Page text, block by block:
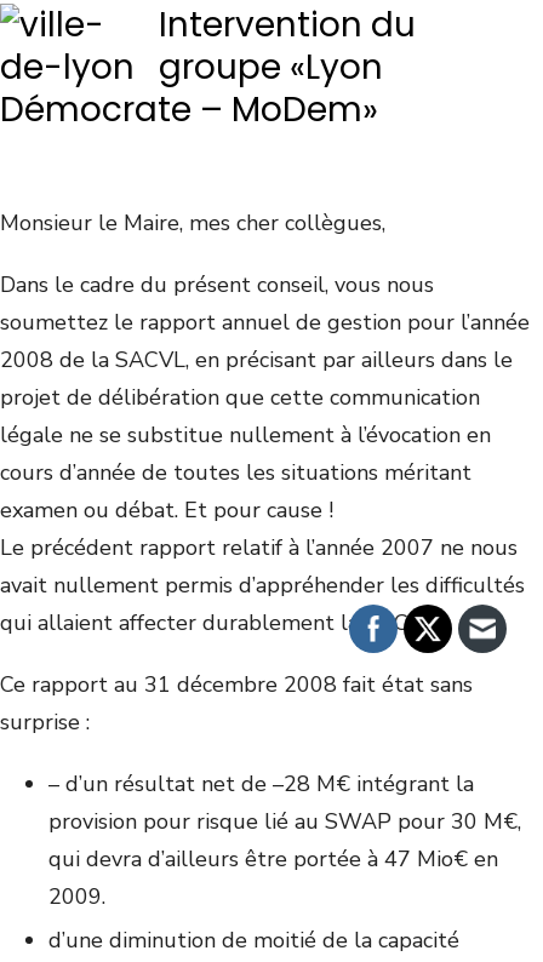
Intervention du
groupe «Lyon
Démocrate – MoDem»
Monsieur le Maire, mes cher collègues,
Dans le cadre du présent conseil, vous nous
soumettez le rapport annuel de gestion pour l’année
2008 de la SACVL, en précisant par ailleurs dans le
projet de délibération que cette communication
légale ne se substitue nullement à l’évocation en
cours d’année de toutes les situations méritant
examen ou débat. Et pour cause !
Le précédent rapport relatif à l’année 2007 ne nous
avait nullement permis d’appréhender les difficultés
qui allaient affecter durablement la SACVL.
Ce rapport au 31 décembre 2008 fait état sans
surprise :
– d’un résultat net de –28 M€ intégrant la
provision pour risque lié au SWAP pour 30 M€,
qui devra d’ailleurs être portée à 47 Mio€ en
2009.
d’une diminution de moitié de la capacité